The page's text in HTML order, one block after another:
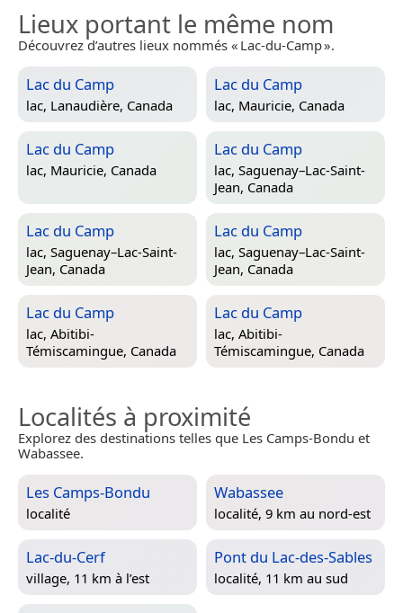
Lieux portant le même nom
Découvrez d’autres lieux nommés « Lac-du-Camp ».
Lac du Camp
lac, Lanaudière, Canada
Lac du Camp
lac, Mauricie, Canada
Lac du Camp
lac, Mauricie, Canada
Lac du Camp
lac, Saguenay–Lac-Saint-
Jean, Canada
Lac du Camp
lac, Saguenay–Lac-Saint-
Jean, Canada
Lac du Camp
lac, Saguenay–Lac-Saint-
Jean, Canada
Lac du Camp
lac, Abitibi-
Témiscamingue, Canada
Lac du Camp
lac, Abitibi-
Témiscamingue, Canada
Localités à proximité
Explorez des destinations telles que Les Camps-Bondu et
Wabassee.
Les Camps-Bondu
localité
Wabassee
localité, 9 km au nord-est
Lac-du-Cerf
village, 11 km à l’est
Pont du Lac-des-Sables
localité, 11 km au sud